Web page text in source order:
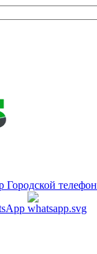
Городской телефон